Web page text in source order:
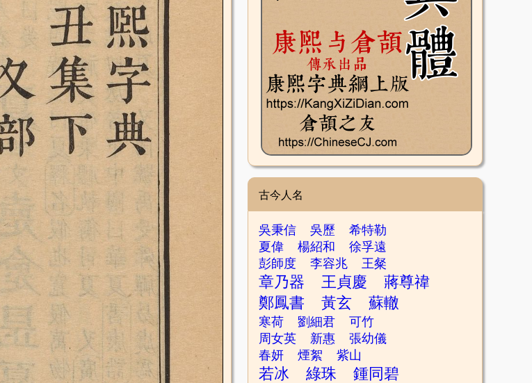
古今人名
吳秉信 吳歷
希特勒
夏偉
楊紹和
徐孚遠
彭師度
李容兆 王粲
章乃器 王貞慶
蔣尊禕
鄭鳳書
黃玄 蘇轍
寒荷 劉細君
可竹
周女英
新惠
張幼儀
春妍
煙絮 紫山
若冰 綠珠
鍾同碧